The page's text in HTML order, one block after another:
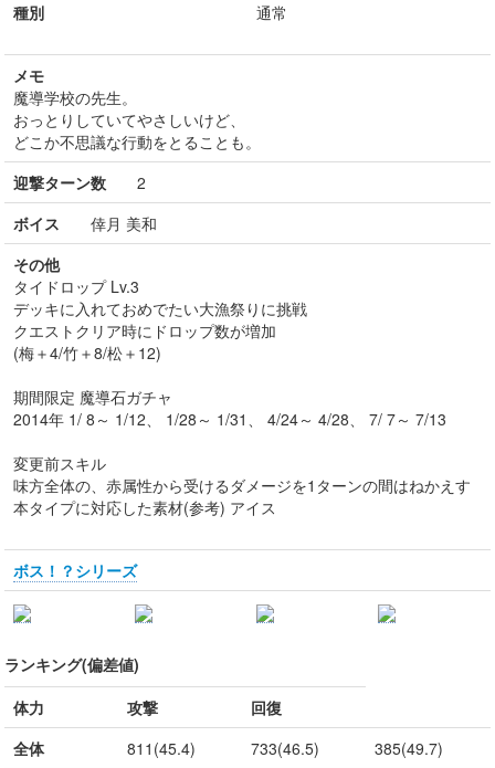
種別 通常
メモ
魔導学校の先生。
おっとりしていてやさしいけど、
どこか不思議な行動をとることも。
迎撃ターン数 2
ボイス 倖月 美和
その他
タイドロップ Lv.3
デッキに入れておめでたい大漁祭りに挑戦
クエストクリア時にドロップ数が増加
(梅＋4/竹＋8/松＋12)
期間限定 魔導石ガチャ
2014年 1/ 8～ 1/12、 1/28～ 1/31、 4/24～ 4/28、 7/ 7～ 7/13
変更前スキル
味方全体の、赤属性から受けるダメージを1ターンの間はねかえす
本タイプに対応した素材(参考) アイス
ボス！？シリーズ
ランキング(偏差値)
体力
攻撃
回復
全体
811(45.4) 733(46.5)
385(49.7)